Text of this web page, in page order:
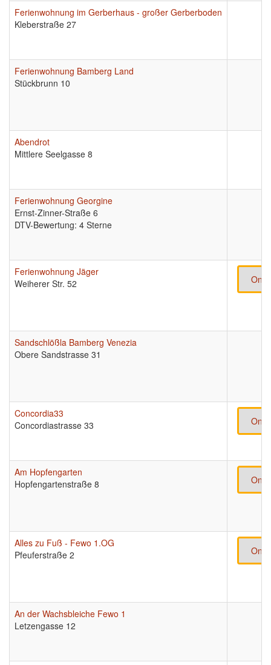
Ferienwohnung im Gerberhaus - großer Gerberboden
Kleberstraße 27
Ferienwohnung Bamberg Land
Stückbrunn 10
Abendrot
Mittlere Seelgasse 8
Ferienwohnung Georgine
Ernst-Zinner-Straße 6
DTV-Bewertung: 4 Sterne
Ferienwohnung Jäger
Weiherer Str. 52
Sandschlößla Bamberg Venezia
Obere Sandstrasse 31
Concordia33
Concordiastrasse 33
Am Hopfengarten
Hopfengartenstraße 8
Alles zu Fuß - Fewo 1.OG
Pfeuferstraße 2
An der Wachsbleiche Fewo 1
Letzengasse 12